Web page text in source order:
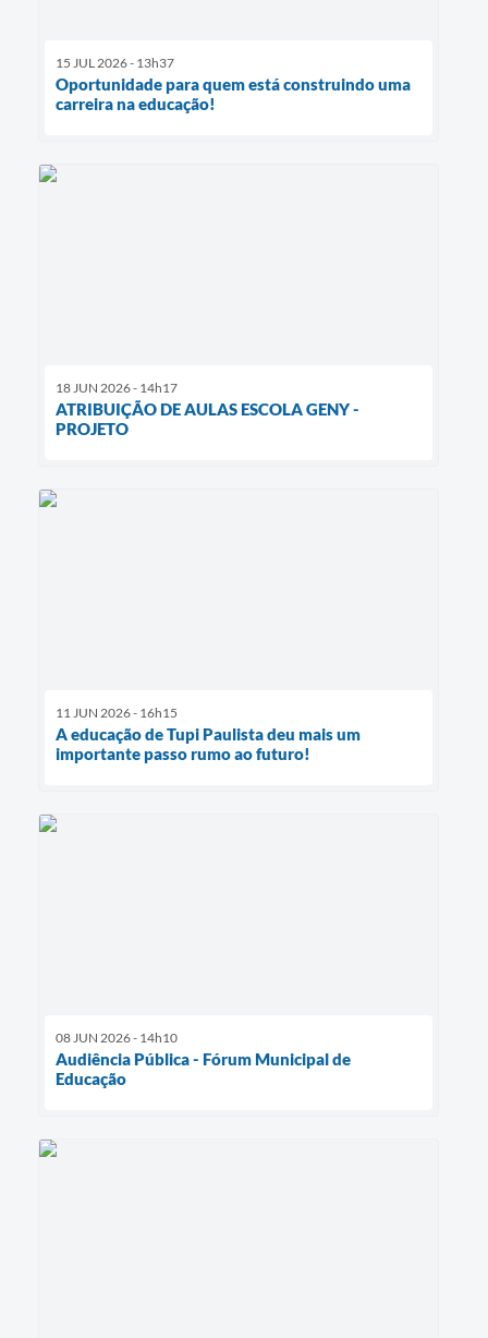
15 JUL 2026 - 13h37
Oportunidade para quem está construindo uma
carreira na educação!
18 JUN 2026 - 14h17
ATRIBUIÇÃO DE AULAS ESCOLA GENY -
PROJETO
11 JUN 2026 - 16h15
A educação de Tupi Paulista deu mais um
importante passo rumo ao futuro!
08 JUN 2026 - 14h10
Audiência Pública - Fórum Municipal de
Educação